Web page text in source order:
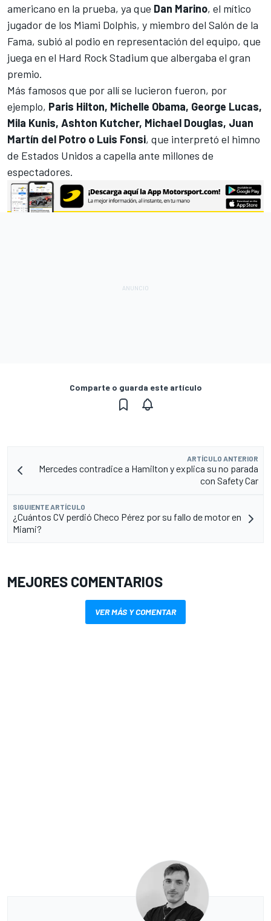
americano en la prueba, ya que Dan Marino, el mítico
jugador de los Miami Dolphis, y miembro del Salón de la
Fama, subió al podio en representación del equipo, que
juega en el Hard Rock Stadium que albergaba el gran
premio.
Más famosos que por allí se lucieron fueron, por
ejemplo, Paris Hilton, Michelle Obama, George Lucas,
Mila Kunis, Ashton Kutcher, Michael Douglas, Juan
Martín del Potro o Luis Fonsi, que interpretó el himno
de Estados Unidos a capella ante millones de
espectadores.
Comparte o guarda este artículo
ARTÍCULO ANTERIOR
Mercedes contradice a Hamilton y explica su no parada
con Safety Car
SIGUIENTE ARTÍCULO
¿Cuántos CV perdió Checo Pérez por su fallo de motor en
Miami?
MEJORES COMENTARIOS
VER MÁS Y COMENTAR